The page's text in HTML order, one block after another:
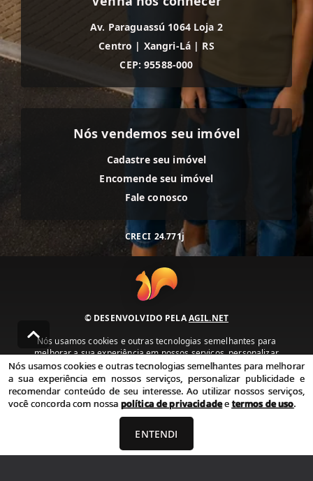
Av. Paraguassú 1064 Loja 2
Centro | Xangri-Lá | RS
CEP: 95588-000
Nós vendemos seu imóvel
Cadastre seu imóvel
Encomende seu imóvel
Fale conosco
CRECI 24.771j
© DESENVOLVIDO PELAAGIL.NET
Nós usamos cookies e outras tecnologias semelhantes para
melhorar a sua experiência em nossos serviços, personalizar
publicidade e recomendar conteúdo de seu interesse. Ao utilizar
nossos serviços, você concorda com nossa política de privacidade e
termos de uso.
Política de Privacidade Termos de uso
Nós usamos cookies e outras tecnologias semelhantes para melhorar
a sua experiência em nossos serviços, personalizar publicidade e
recomendar conteúdo de seu interesse. Ao utilizar nossos serviços,
você concorda com nossa política de privacidadeetermos de uso.
ENTENDI